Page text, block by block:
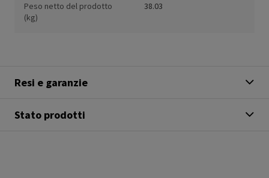
Peso netto del prodotto
(kg)
38.03
Resi e garanzie
Stato prodotti